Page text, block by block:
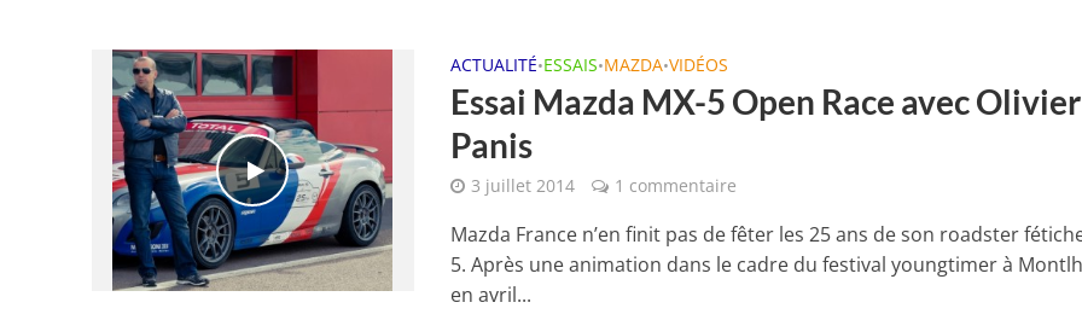
ACTUALITÉ•ESSAIS•MAZDA•VIDÉOS
Essai Mazda MX-5 Open Race avec Olivier
Panis
3 juillet 2014 1 commentaire
Mazda France n’en finit pas de fêter les 25 ans de son roadster
5. Après une animation dans le cadre du festival youngtimer à
en avril...